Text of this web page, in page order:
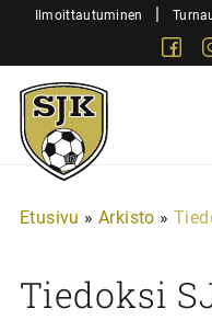
SiirryIlmoittautuminen |
Sjk-
Juniorit
Etusivu » Arkisto »
Tiedoksi